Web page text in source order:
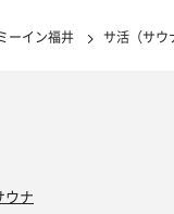
ーイン福井 サ活（サウ
ウナ